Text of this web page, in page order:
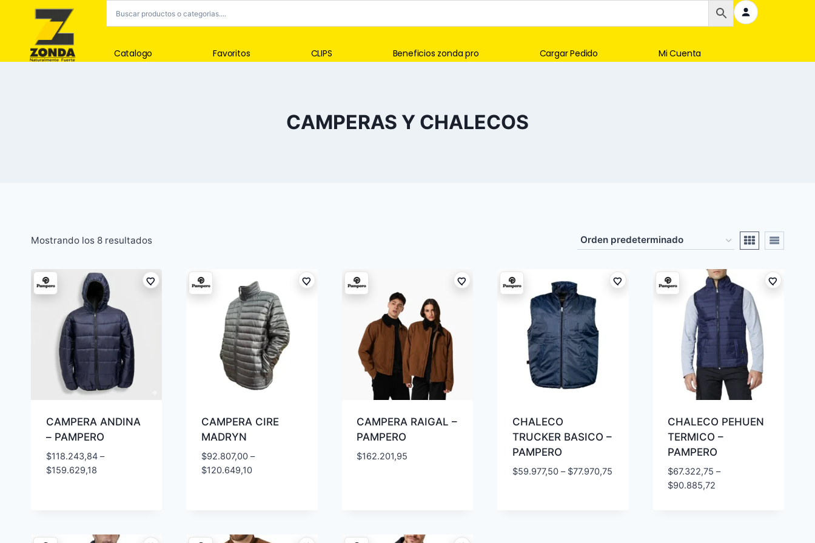
Catalogo Favoritos CLIPS Beneficios zonda pro Cargar Pedido Mi Cuenta
CAMPERAS Y CHALECOS
Mostrando los 8 resultados
CAMPERA ANDINA
– PAMPERO
$118.243,84 –
$159.629,18
CAMPERA CIRE
MADRYN
$92.807,00 –
$120.649,10
CAMPERA RAIGAL –
PAMPERO
$162.201,95
CHALECO
TRUCKER BASICO –
PAMPERO
$59.977,50 – $77.970,75
CHALECO PEHUEN
TERMICO –
PAMPERO
$67.322,75 –
$90.885,72